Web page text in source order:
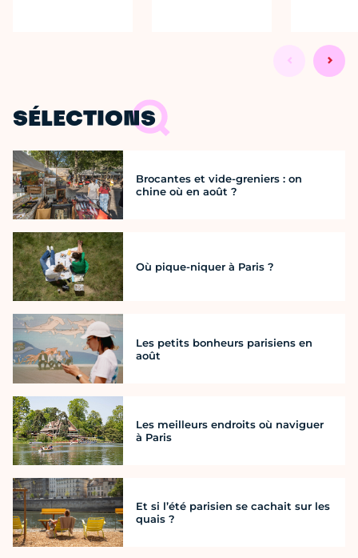
SÉLECTIONS
Brocantes et vide-greniers : on
chine où en août ?
Où pique-niquer à Paris ?
Les petits bonheurs parisiens en
août
Les meilleurs endroits où naviguer
à Paris
Et si l’été parisien se cachait sur les
quais ?